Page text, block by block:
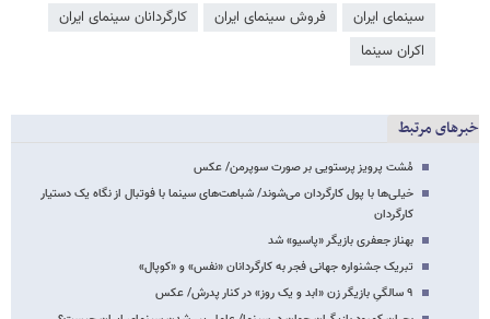
سینمای ایران فروش سینمای ایران
کارگردانان سینمای ایران
اکران سینما
خبرهای مرتبط
مُشت پرویز پرستویی بر صورت سوپرمن/ عکس
خیلی‌ها با پول کارگردان می‌شوند/ شباهت‌های سینما با فوتبال از نگاه یک دستیار
کارگردان
بهناز جعفری بازیگر «پاسیو» شد
تبریک جشنواره جهانی فجر به کارگردانان «نفس» و «کوپال»
۹ سالگیِ بازیگر زن «ابد و یک روز» در کنار پدرش/ عکس